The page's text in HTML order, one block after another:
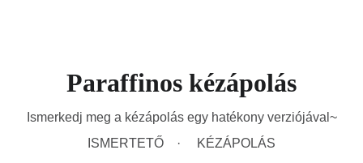
Paraffinos kézápolás
Ismerkedj meg a kézápolás egy hatékony verziójával~
ISMERTETŐ
KÉZÁPOLÁS